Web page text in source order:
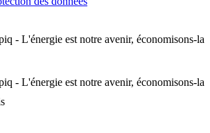
- L'énergie est notre avenir, économisons-la
- L'énergie est notre avenir, économisons-la